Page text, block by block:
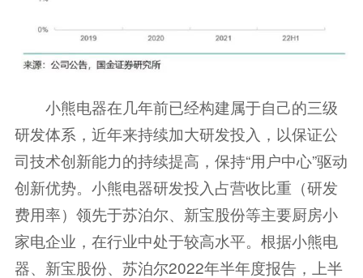
小熊电器在几年前已经构建属于自己的三级
研发体系，近年来持续加大研发投入，以保证公
司技术创新能力的持续提高，保持“用户中心”驱动
创新优势。小熊电器研发投入占营收比重（研发
费用率）领先于苏泊尔、新宝股份等主要厨房小
家电企业，在行业中处于较高水平。根据小熊电
器、新宝股份、苏泊尔2022年半年度报告，上半